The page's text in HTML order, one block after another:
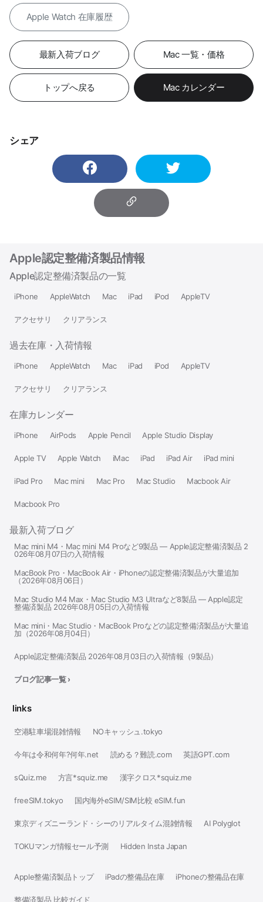
Apple Watch 在庫履歴
最新入荷ブログ Mac 一覧・価格
トップへ戻る Mac カレンダー
シェア
Apple認定整備済製品情報
Apple認定整備済製品の一覧
iPhone AppleWatch Mac iPad iPod AppleTV
アクセサリ クリアランス
過去在庫・入荷情報
iPhone AppleWatch Mac iPad iPod AppleTV
アクセサリ クリアランス
在庫カレンダー
iPhone AirPods Apple Pencil Apple Studio Display
Apple TV Apple Watch iMac iPad iPad Air iPad mini
iPad Pro Mac mini Mac Pro Mac Studio Macbook Air
Macbook Pro
最新入荷ブログ
Mac mini M4・Mac mini M4 Proなど9製品 — Apple認定整備済製品 2
026年08月07日の入荷情報
MacBook Pro・MacBook Air・iPhoneの認定整備済製品が大量追加
（2026年08月06日）
Mac Studio M4 Max・Mac Studio M3 Ultraなど8製品 — Apple認定
整備済製品 2026年08月05日の入荷情報
Mac mini・Mac Studio・MacBook Proなどの認定整備済製品が大量追
加（2026年08月04日）
Apple認定整備済製品 2026年08月03日の入荷情報（9製品）
ブログ記事一覧 ›
links
空港駐車場混雑情報 NOキャッシュ.tokyo
今年は令和何年?何年.net 読める？難読.com 英語GPT.com
sQuiz.me 方言*squiz.me 漢字クロス*squiz.me
freeSIM.tokyo 国内海外eSIM/SIM比較 eSIM.fun
東京ディズニーランド・シーのリアルタイム混雑情報 AI Polyglot
TOKUマンガ情報セール予測 Hidden Insta Japan
Apple整備済製品トップ iPadの整備品在庫 iPhoneの整備品在庫
整備済製品 比較ガイド